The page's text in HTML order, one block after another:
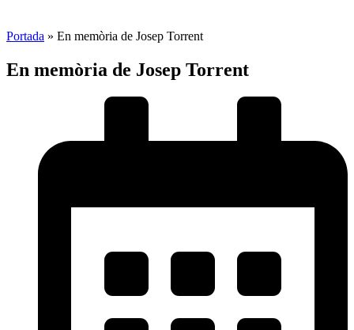
Portada » En memòria de Josep Torrent
En memòria de Josep Torrent